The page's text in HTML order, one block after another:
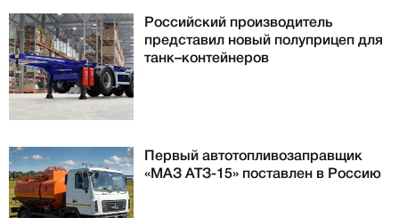
Российский производитель
представил новый полуприцеп для
танк–контейнеров
Первый автотопливозаправщик
«МАЗ АТЗ-15» поставлен в Россию